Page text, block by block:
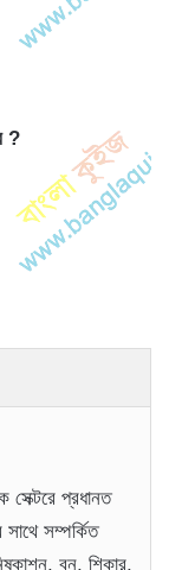
?
সেক্টরে প্রধানত
সম্পর্কিত
বন, শিকার,